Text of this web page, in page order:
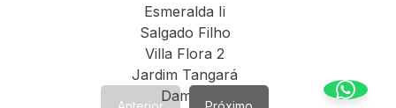
Esmeralda Ii
Salgado Filho
Villa Flora 2
Jardim Tangará
Damha